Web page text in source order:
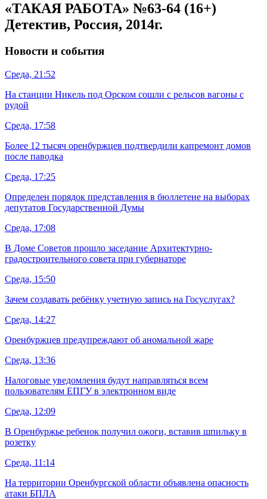
«ТАКАЯ РАБОТА» №63-64 (16+)
Детектив, Россия, 2014г.
Новости и события
Среда, 21:52
На станции Никель под Орском сошли с рельсов вагоны с
рудой
Среда, 17:58
Более 12 тысяч оренбуржцев подтвердили капремонт домов
после паводка
Среда, 17:25
Определен порядок представления в бюллетене на выборах
депутатов Государственной Думы
Среда, 17:08
В Доме Советов прошло заседание Архитектурно-
градостроительного совета при губернаторе
Среда, 15:50
Зачем создавать ребёнку учетную запись на Госуслугах?
Среда, 14:27
Оренбуржцев предупреждают об аномальной жаре
Среда, 13:36
Налоговые уведомления будут направляться всем
пользователям ЕПГУ в электронном виде
Среда, 12:09
В Оренбуржье ребенок получил ожоги, вставив шпильку в
розетку
Среда, 11:14
На территории Оренбургской области объявлена опасность
атаки БПЛА